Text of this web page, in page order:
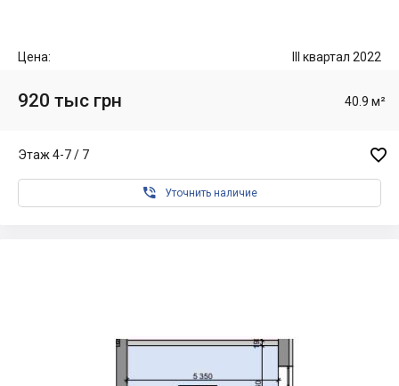
Цена: III квартал 2022
920 тыс грн 40.9 м²
Этаж 4-7 / 7 
 Уточнить наличие